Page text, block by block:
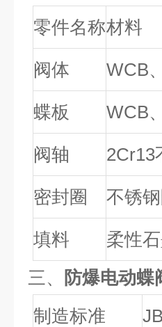
零件名称材料
阀体 WCB
蝶板 WCB
阀轴 2Cr13
密封圈 不锈
填料
柔性
三、
防爆电动蝶
制造标准